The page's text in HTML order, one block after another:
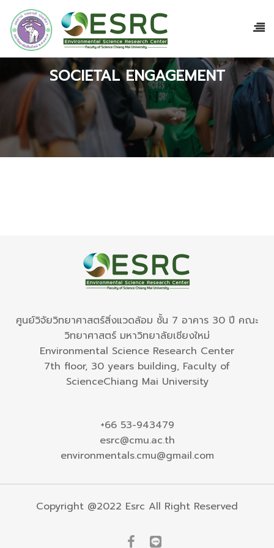
SOCIETAL ENGAGEMENT
ศูนย์วิจัยวิทยาศาสตร์สิ่งแวดล้อม ชั้น 7 อาคาร 30 ปี คณะ
วิทยาศาสตร์ มหาวิทยาลัยเชียงใหม่
Environmental Science Research Center
7th floor, 30 years building, Faculty of
ScienceChiang Mai University
+66 53-943479
esrc@cmu.ac.th
environmentals.cmu@gmail.com
Copyright @2022 Esrc All Right Reserved